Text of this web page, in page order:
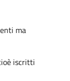
ma
iscritti